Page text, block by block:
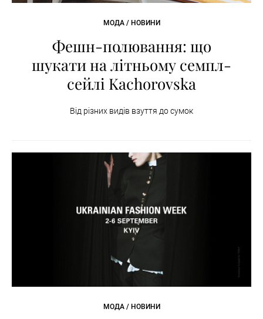
МОДА / НОВИНИ
Фешн-полювання: що
шукати на літньому семпл-
сейлі Kachorovska
Від різних видів взуття до сумок
МОДА / НОВИНИ